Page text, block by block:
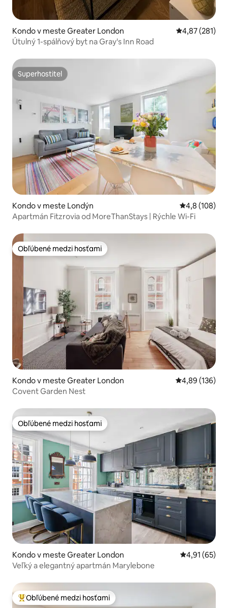
Kondo v meste Greater London Priemerné
4,87 (281)
Útulný 1-spálňový byt na Gray's Inn Road
Superhostiteľ
Superhostiteľ
Kondo v meste Londýn Priemerné
4,8 (108)
Apartmán Fitzrovia od MoreThanStays | Rýchle Wi-Fi
Obľúbené medzi hosťami
Obľúbené medzi hosťami
Kondo v meste Greater London Priemerné
4,89 (136)
Covent Garden Nest
Obľúbené medzi hosťami
Obľúbené medzi hosťami
Kondo v meste Greater London Priemerné
4,91 (65)
Veľký a elegantný apartmán Marylebone
Najobľúbenejšie medzi hosťami
Obľúbené medzi hosťami